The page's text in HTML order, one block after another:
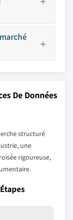
De Données
structuré
une
rigoureuse,